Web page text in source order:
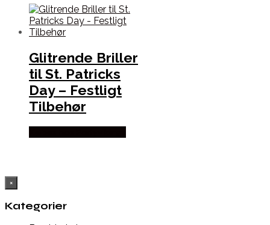
Glitrende Briller
til St. Patricks
Day – Festligt
Tilbehør
×
Kategorier